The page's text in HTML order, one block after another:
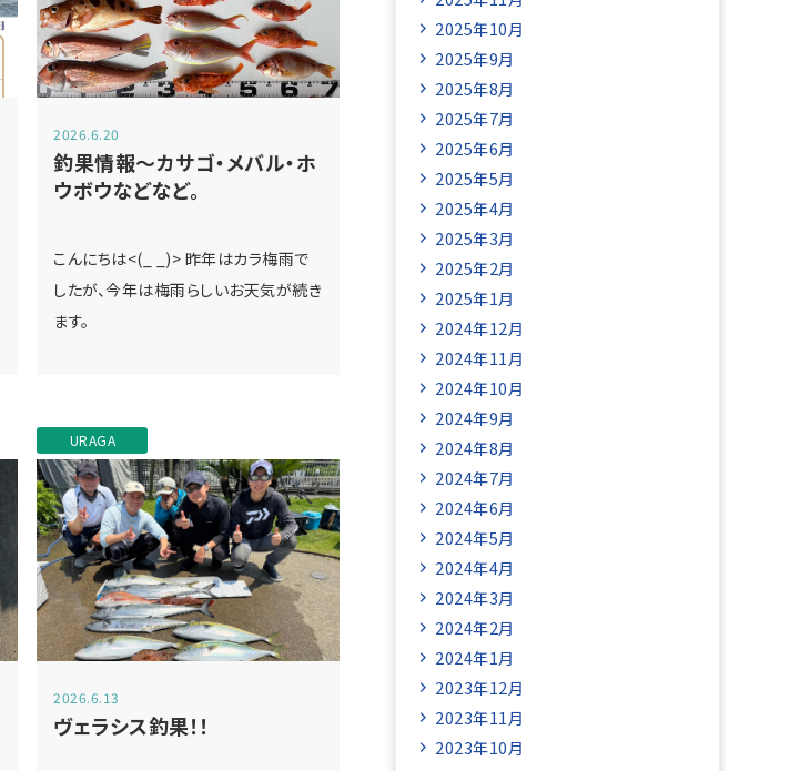
2026.6.20
釣果情報～カサゴ・メバル・ホ
ウボウなどなど。
こんにちは<(_ _)> 昨年はカラ梅雨で
したが、今年は梅雨らしいお天気が続き
ます。
URAGA
2026.6.13
ヴェラシス釣果！！
2025年10月
2025年9月
2025年8月
2025年7月
2025年6月
2025年5月
2025年4月
2025年3月
2025年2月
2025年1月
2024年12月
2024年11月
2024年10月
2024年9月
2024年8月
2024年7月
2024年6月
2024年5月
2024年4月
2024年3月
2024年2月
2024年1月
2023年12月
2023年11月
2023年10月